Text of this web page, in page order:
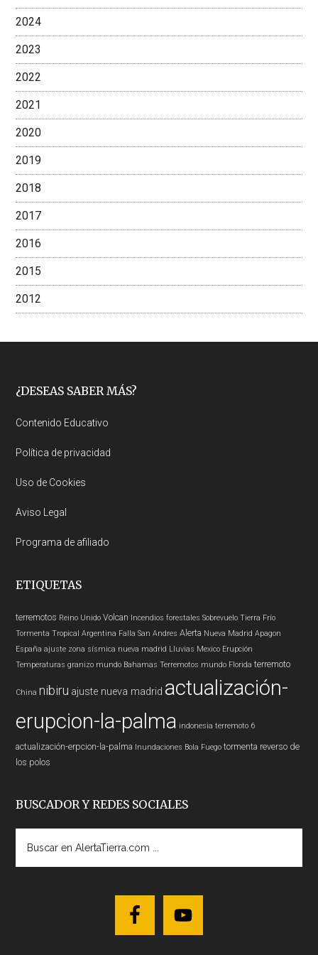
2024
2023
2022
2021
2020
2019
2018
2017
2016
2015
2012
Footer
¿DESEAS SABER MÁS?
Contenido Educativo
Política de privacidad
Uso de Cookies
Aviso Legal
Programa de afiliado
ETIQUETAS
terremotos Reino Unido Volcan Incendios forestales Sobrevuelo Tierra Frío
Tormenta Tropical Argentina Falla San Andres Alerta Nueva Madrid Apagon
España ajuste zona sísmica nueva madrid Lluvias Mexico Erupción
Temperaturas granizo mundo Bahamas Terremotos mundo Florida terremoto
China nibiru ajuste nueva madrid actualización-
erupcion-la-palma indonesia terremoto 6
actualización-erpcion-la-palma Inundaciones Bola Fuego tormenta reverso de
los polos
BUSCADOR Y REDES SOCIALES
AlertaTierra.com